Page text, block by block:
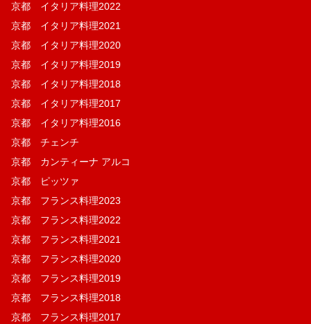
京都 イタリア料理2022
京都 イタリア料理2021
京都 イタリア料理2020
京都 イタリア料理2019
京都 イタリア料理2018
京都 イタリア料理2017
京都 イタリア料理2016
京都 チェンチ
京都 カンティーナ アルコ
京都 ピッツァ
京都 フランス料理2023
京都 フランス料理2022
京都 フランス料理2021
京都 フランス料理2020
京都 フランス料理2019
京都 フランス料理2018
京都 フランス料理2017